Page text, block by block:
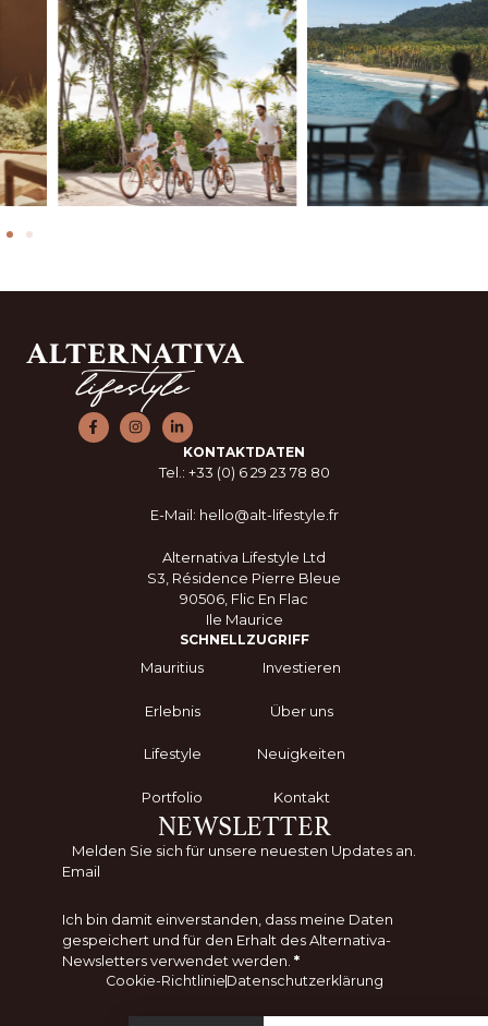
KONTAKTDATEN
Tel.: +33 (0) 6 29 23 78 80
E-Mail: hello@alt-lifestyle.fr
Alternativa Lifestyle Ltd
S3, Résidence Pierre Bleue
90506, Flic En Flac
Ile Maurice
SCHNELLZUGRIFF
Mauritius
Erlebnis
Lifestyle
Portfolio
Investieren
Über uns
Neuigkeiten
Kontakt
NEWSLETTER
Melden Sie sich für unsere neuesten Updates an.
Ich bin damit einverstanden, dass meine Daten
gespeichert und für den Erhalt des Alternativa-
Newsletters verwendet werden. *
Cookie-Richtlinie Datenschutzerklärung